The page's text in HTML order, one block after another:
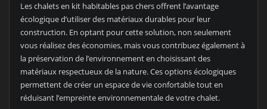
Les chalets en kit habitables pas chers offrent l’avantage
écologique d’utiliser des matériaux durables pour leur
construction. En optant pour cette solution, non seulement
vous réalisez des économies, mais vous contribuez également à
la préservation de l’environnement en choisissant des
matériaux respectueux de la nature. Ces options écologiques
permettent de créer un espace de vie confortable tout en
réduisant l’empreinte environnementale de votre chalet.